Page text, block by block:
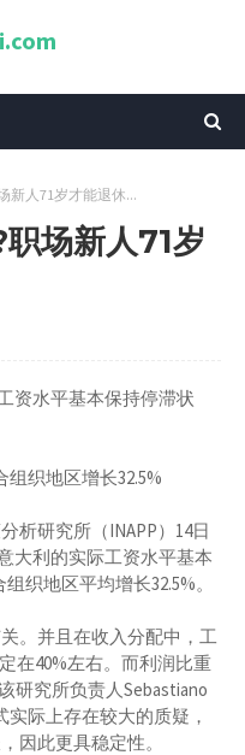
新人71岁才能退休...
场新人71岁
资水平基本保持停滞状
组织地区增长32.5%
析研究所（INAPP）14日
大利的实际工资水平基本
织地区平均增长32.5%。
。并且在收入分配中，工
在40%左右。而利润比重
研究所负责人Sebastiano
实际上存在较大的质疑，
因此更具稳定性。